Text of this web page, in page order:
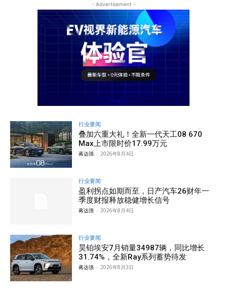
- Advertisement -
行业要闻
叠加六重大礼！全新一代天工08 670
Max上市限时价17.99万元
蒋达强 - 2026年8月4日
行业要闻
盈利拐点如期而至，日产汽车26财年一
季度财报释放稳健增长信号
蒋达强 - 2026年8月4日
行业要闻
昊铂埃安7月销量34987辆，同比增长
31.74%，全新Ray系列蓄势待发
蒋达强 - 2026年8月3日